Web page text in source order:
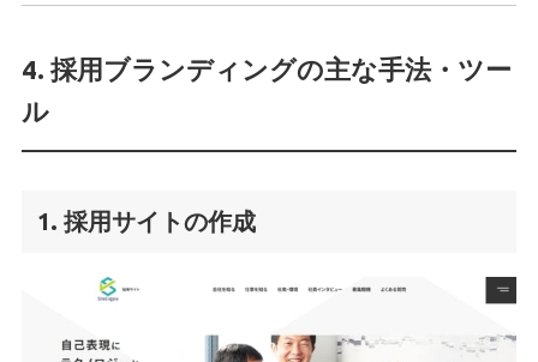
4. 採用ブランディングの主な手法・ツー
ル
1. 採用サイトの作成